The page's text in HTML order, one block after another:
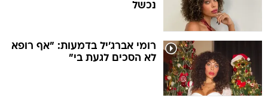
נכשל
רומי אברג'יל בדמעות: "אף רופא
לא הסכים לגעת בי"